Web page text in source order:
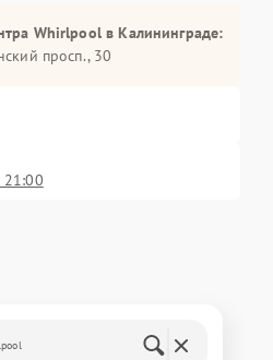
Whirlpool в Калининграде:
просп., 30
21:00